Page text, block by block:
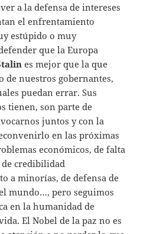
a la defensa de intereses
el enfrentamiento
estúpido o muy
que la Europa
es mejor que la que
de nuestros gobernantes,
puedan errar. Sus
tienen, son parte de
juntos y con la
en las próximas
económicos, de falta
credibilidad
a minorías, de defensa de
mundo…, pero seguimos
en la humanidad de
El Nobel de la paz no es